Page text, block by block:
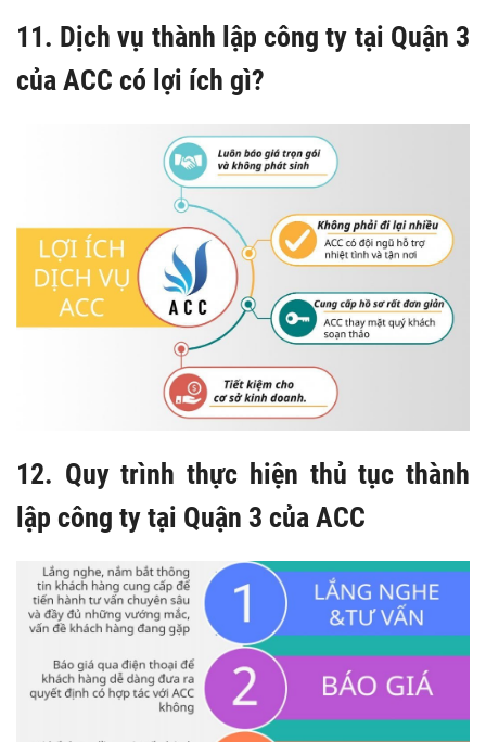
11. Dịch vụ thành lập công ty tại Quận 3
của ACC có lợi ích gì?
12. Quy trình thực hiện thủ tục thành
lập công ty tại Quận 3 của ACC